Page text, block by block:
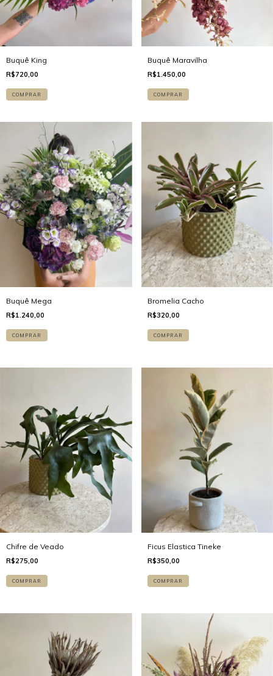
Buquê King
R$720,00
COMPRAR
Buquê Maravilha
R$1.450,00
COMPRAR
Buquê Mega
R$1.240,00
COMPRAR
Bromelia Cacho
R$320,00
Chifre de Veado
R$275,00
Ficus Elastica Tineke
R$350,00
COMPRAR